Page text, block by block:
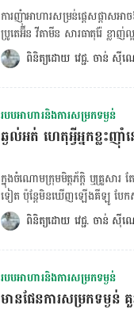
ដូច​ជា ផ្លែ​ប៉ោម ផ្លែ​ក្រូច​ និង​ផ្លែ​
អាហារ​សម្រន់​​នៅពេល​ឃ្លាន​។ ៣.ផ្ល
ថា​ការ​ញ៉ាំ​​ផ្លែ​ប៉ោម​មួយ​ផ្លែ​ក្នុង​មួ
ក្រាម​។ ការ​ញ៉ាំ​ផ្លែ​ប៉ោម​មុន​​ពេល​បាយ ក
ជួយ​ឱ្យ​យើង​មាន​អារម្មណ៍​ឆ្អែត​ដែល​ជ
សម្រន់ល្អ​ផំផុត​គួរ​ញ៉ាំ​​មុន​ ឬ​ក្រោយ​ហា
ជាតិ​ស្ករ​ និង​សារ​ធាតុ​គីមី​ច្រើន។ ថ្វី​
ក្នុង​ការ​សម្រក​ទម្ងន់​បាន​ដែល​ព្រោ
ការញុំាអាហារសម្រន់ផ្តេសផ្តា
ប្រូតេអ៊ីន វីតាមីន សារធាតុរ៉ែ ខ្ល
ខាងក្រោមនេះជាអាហារសម្រន់
ក្រៀម៖ ទំពាំងបាយជូរក្រៀមមានផ្ទុ
ផ្ទុកទៅដោយជាតិ​ដែក ជាតិសរស
បាយជូរក្រៀមធ្វើឱ្យសុខភាពប្រព័
ក្រៀម៖ ផ្លែលម៉ើក្រៀមសម្បូរប្រូតេ
ខ្លួនយើងបាន។ វាក៏មានផ្ទុកជាតិសរសៃដែលអ
ជម្រើសដ៏ល្អក្នុងការសម្រកទម្ងន់ ព្
ជាតិដែក ​និងវីតាមីន B6 ដែរ។ ៤
គ្រាប់អាល់ម៉ុន១០០ ក្រាមមានកា
នៅក្នុងគ្រាប់អាល់ម៉ុន​ជួយ​ចិញ្ចឹម​រាងក
ពិនិត្យដោយ វេជ្ជ. ចាន់ ស៊ី
របបអាហារនិងការសម្រកទម្ងន់
ឆ្ងល់អត់ ហេតុអ្វីអ្នកខ្លះ
ក្នុង​ចំណោម​ក្រុម​មិត្តភ័ក្ដិ ឬ​គ្រួស
ទៀត ប៉ុន្តែ​មិន​ឃើញ​ឡើង​គីឡូ បែក​
យើង ពិសេស​ស្រីៗ ច្រណែន​ម៉ង ព្រ
ឡើង ទោះ​ញ៉ាំ​ច្រើន​ប៉ុនណា​ក៏​ដោយ
របស់​ពួក​គេ​រំលាយ​អាហារ​បាន​លឿ
មួយ​គត់​នៅ​ពី​ក្រោយ​បញ្ហា​នេះ​ទេ កត្
ចំណែក​ជួយ​ឲ្យ​យើង​ស្គម និង​រក្សា​ទម្
ជួយ​ឲ្យ​មនុស្ស​ស្គម​មិន​ឡើង​គីឡូ អាច​ជ
ពិនិត្យដោយ វេជ្ជ. ចាន់ ស៊ី
របបអាហារនិងការសម្រកទម្ងន់
មាន​ផែនការសម្រកទម្ងន់